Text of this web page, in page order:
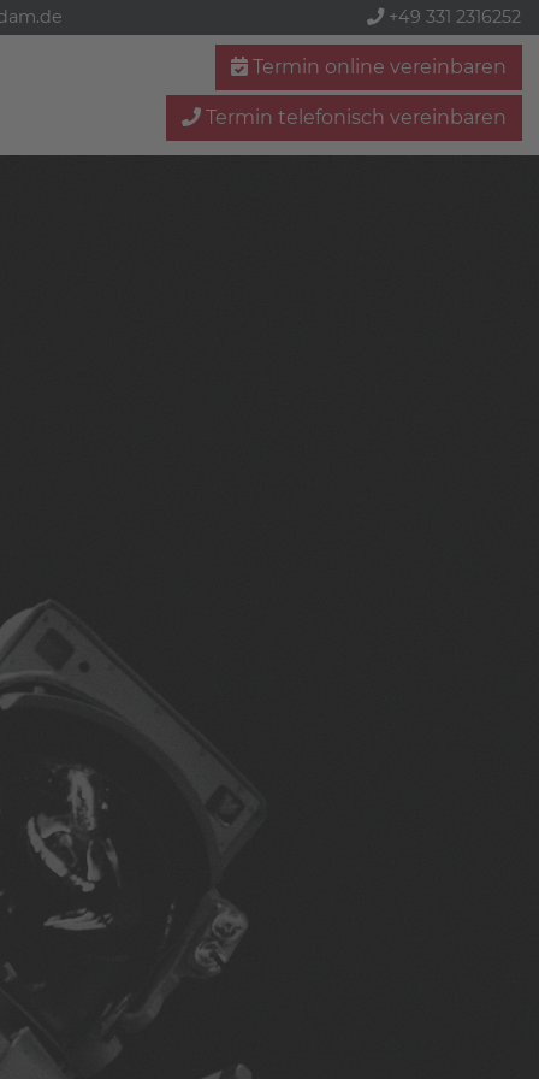
+49 331 2316252
Termin online vereinbaren
Termin telefonisch vereinbaren